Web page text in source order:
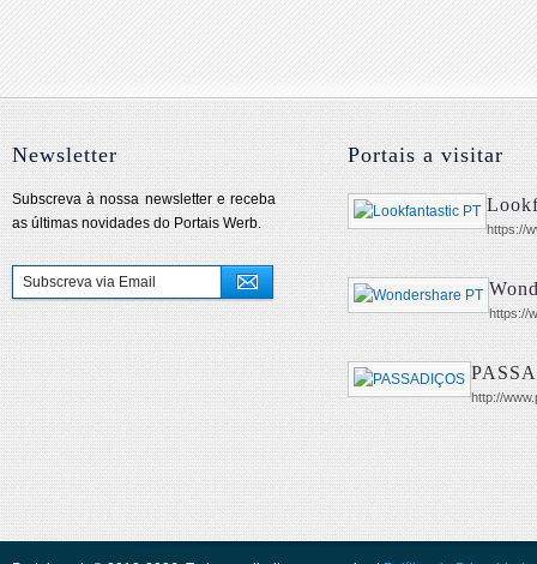
Newsletter
Subscreva à nossa newsletter e receba
as últimas novidades do Portais Werb.
Portais a visitar
https://
https://
http://